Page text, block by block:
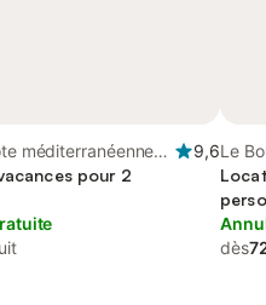
méditerranéenne
9,6
pour 2
Le
dès